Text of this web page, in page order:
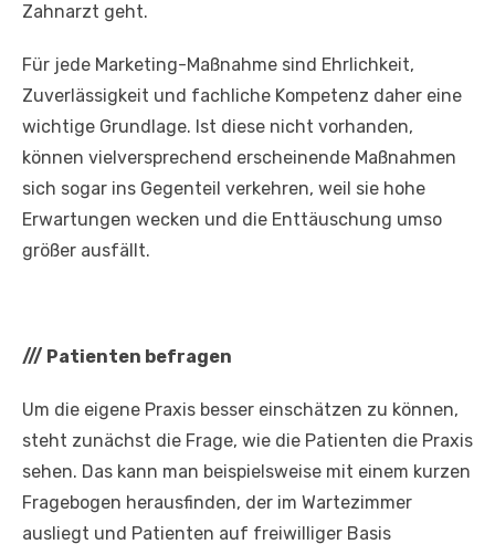
Zahnarzt geht.
Für jede Marketing-Maßnahme sind Ehrlichkeit,
Zuverlässigkeit und fachliche Kompetenz daher eine
wichtige Grundlage. Ist diese nicht vorhanden,
können vielversprechend erscheinende Maßnahmen
sich sogar ins Gegenteil verkehren, weil sie hohe
Erwartungen wecken und die Enttäuschung umso
größer ausfällt.
/// Patienten befragen
Um die eigene Praxis besser einschätzen zu können,
steht zunächst die Frage, wie die Patienten die Praxis
sehen. Das kann man beispielsweise mit einem kurzen
Fragebogen herausfinden, der im Wartezimmer
ausliegt und Patienten auf freiwilliger Basis